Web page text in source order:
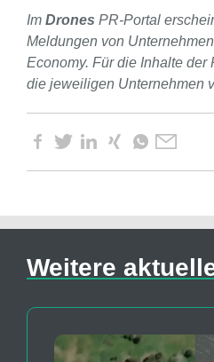
Im Drones PR-Portal
Meldungen von
Economy. Für die Inhalte
die jeweiligen Unternehmen
Weitere